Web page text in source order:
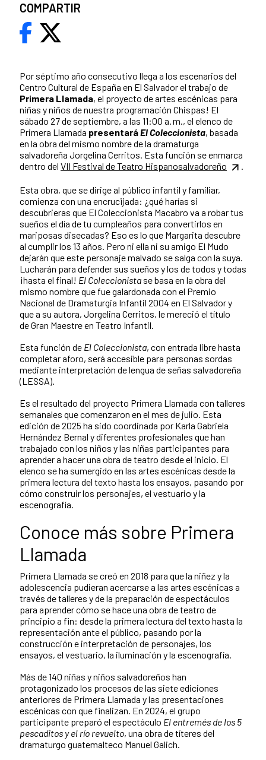
Por séptimo año consecutivo llega a los escenarios del
Centro Cultural de España en El Salvador el trabajo de
Primera Llamada, el proyecto de artes escénicas para
niñas y niños de nuestra programación Chispas! El
sábado 27 de septiembre, a las 11:00 a. m., el elenco de
Primera Llamada presentaráEl Coleccionista, basada
en la obra del mismo nombre de la dramaturga
salvadoreña Jorgelina Cerritos. Esta función se enmarca
dentro del VII Festival de Teatro Hispanosalvadoreño .
Esta obra, que se dirige al público infantil y familiar,
comienza con una encrucijada: ¿qué harías si
descubrieras que El Coleccionista Macabro va a robar tus
sueños el día de tu cumpleaños para convertirlos en
mariposas disecadas? Eso es lo que Margarita descubre
al cumplir los 13 años. Pero ni ella ni su amigo El Mudo
dejarán que este personaje malvado se salga con la suya.
Lucharán para defender sus sueños y los de todos y todas
¡hasta el final! El Coleccionista se basa en la obra del
mismo nombre que fue galardonada con el Premio
Nacional de Dramaturgia Infantil 2004 en El Salvador y
que a su autora, Jorgelina Cerritos, le mereció el título
de Gran Maestre en Teatro Infantil.
Esta función de El Coleccionista, con entrada libre hasta
completar aforo, será accesible para personas sordas
mediante interpretación de lengua de señas salvadoreña
(LESSA).
Es el resultado del proyecto Primera Llamada con talleres
semanales que comenzaron en el mes de julio. Esta
edición de 2025 ha sido coordinada por Karla Gabriela
Hernández Bernal y diferentes profesionales que han
trabajado con los niños y las niñas participantes para
aprender a hacer una obra de teatro desde el inicio. El
elenco se ha sumergido en las artes escénicas desde la
primera lectura del texto hasta los ensayos, pasando por
cómo construir los personajes, el vestuario y la
escenografía.
Conoce más sobre Primera
Llamada
Primera Llamada se creó en 2018 para que la niñez y la
adolescencia pudieran acercarse a las artes escénicas a
través de talleres y de la preparación de espectáculos
para aprender cómo se hace una obra de teatro de
principio a fin: desde la primera lectura del texto hasta la
representación ante el público, pasando por la
construcción e interpretación de personajes, los
ensayos, el vestuario, la iluminación y la escenografía.
Más de 140 niñas y niños salvadoreños han
protagonizado los procesos de las siete ediciones
anteriores de Primera Llamada y las presentaciones
escénicas con que finalizan. En 2024, el grupo
participante preparó el espectáculo El entremés de los 5
pescaditos y el río revuelto, una obra de títeres del
dramaturgo guatemalteco Manuel Galich.
COMPARTIR